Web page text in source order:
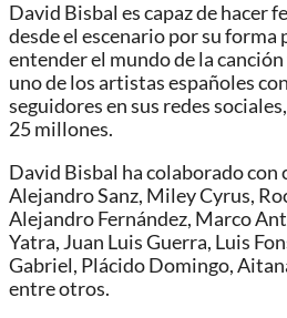
David Bisbal es capaz de hacer
desde el escenario por su
entender el mundo de la
uno de los artistas españoles
seguidores en sus redes
25 millones.
David Bisbal ha colaborado con
Alejandro Sanz, Miley Cyrus,
Alejandro Fernández, Marco
Yatra, Juan Luis Guerra, Luis
Gabriel, Plácido Domingo,
entre otros.